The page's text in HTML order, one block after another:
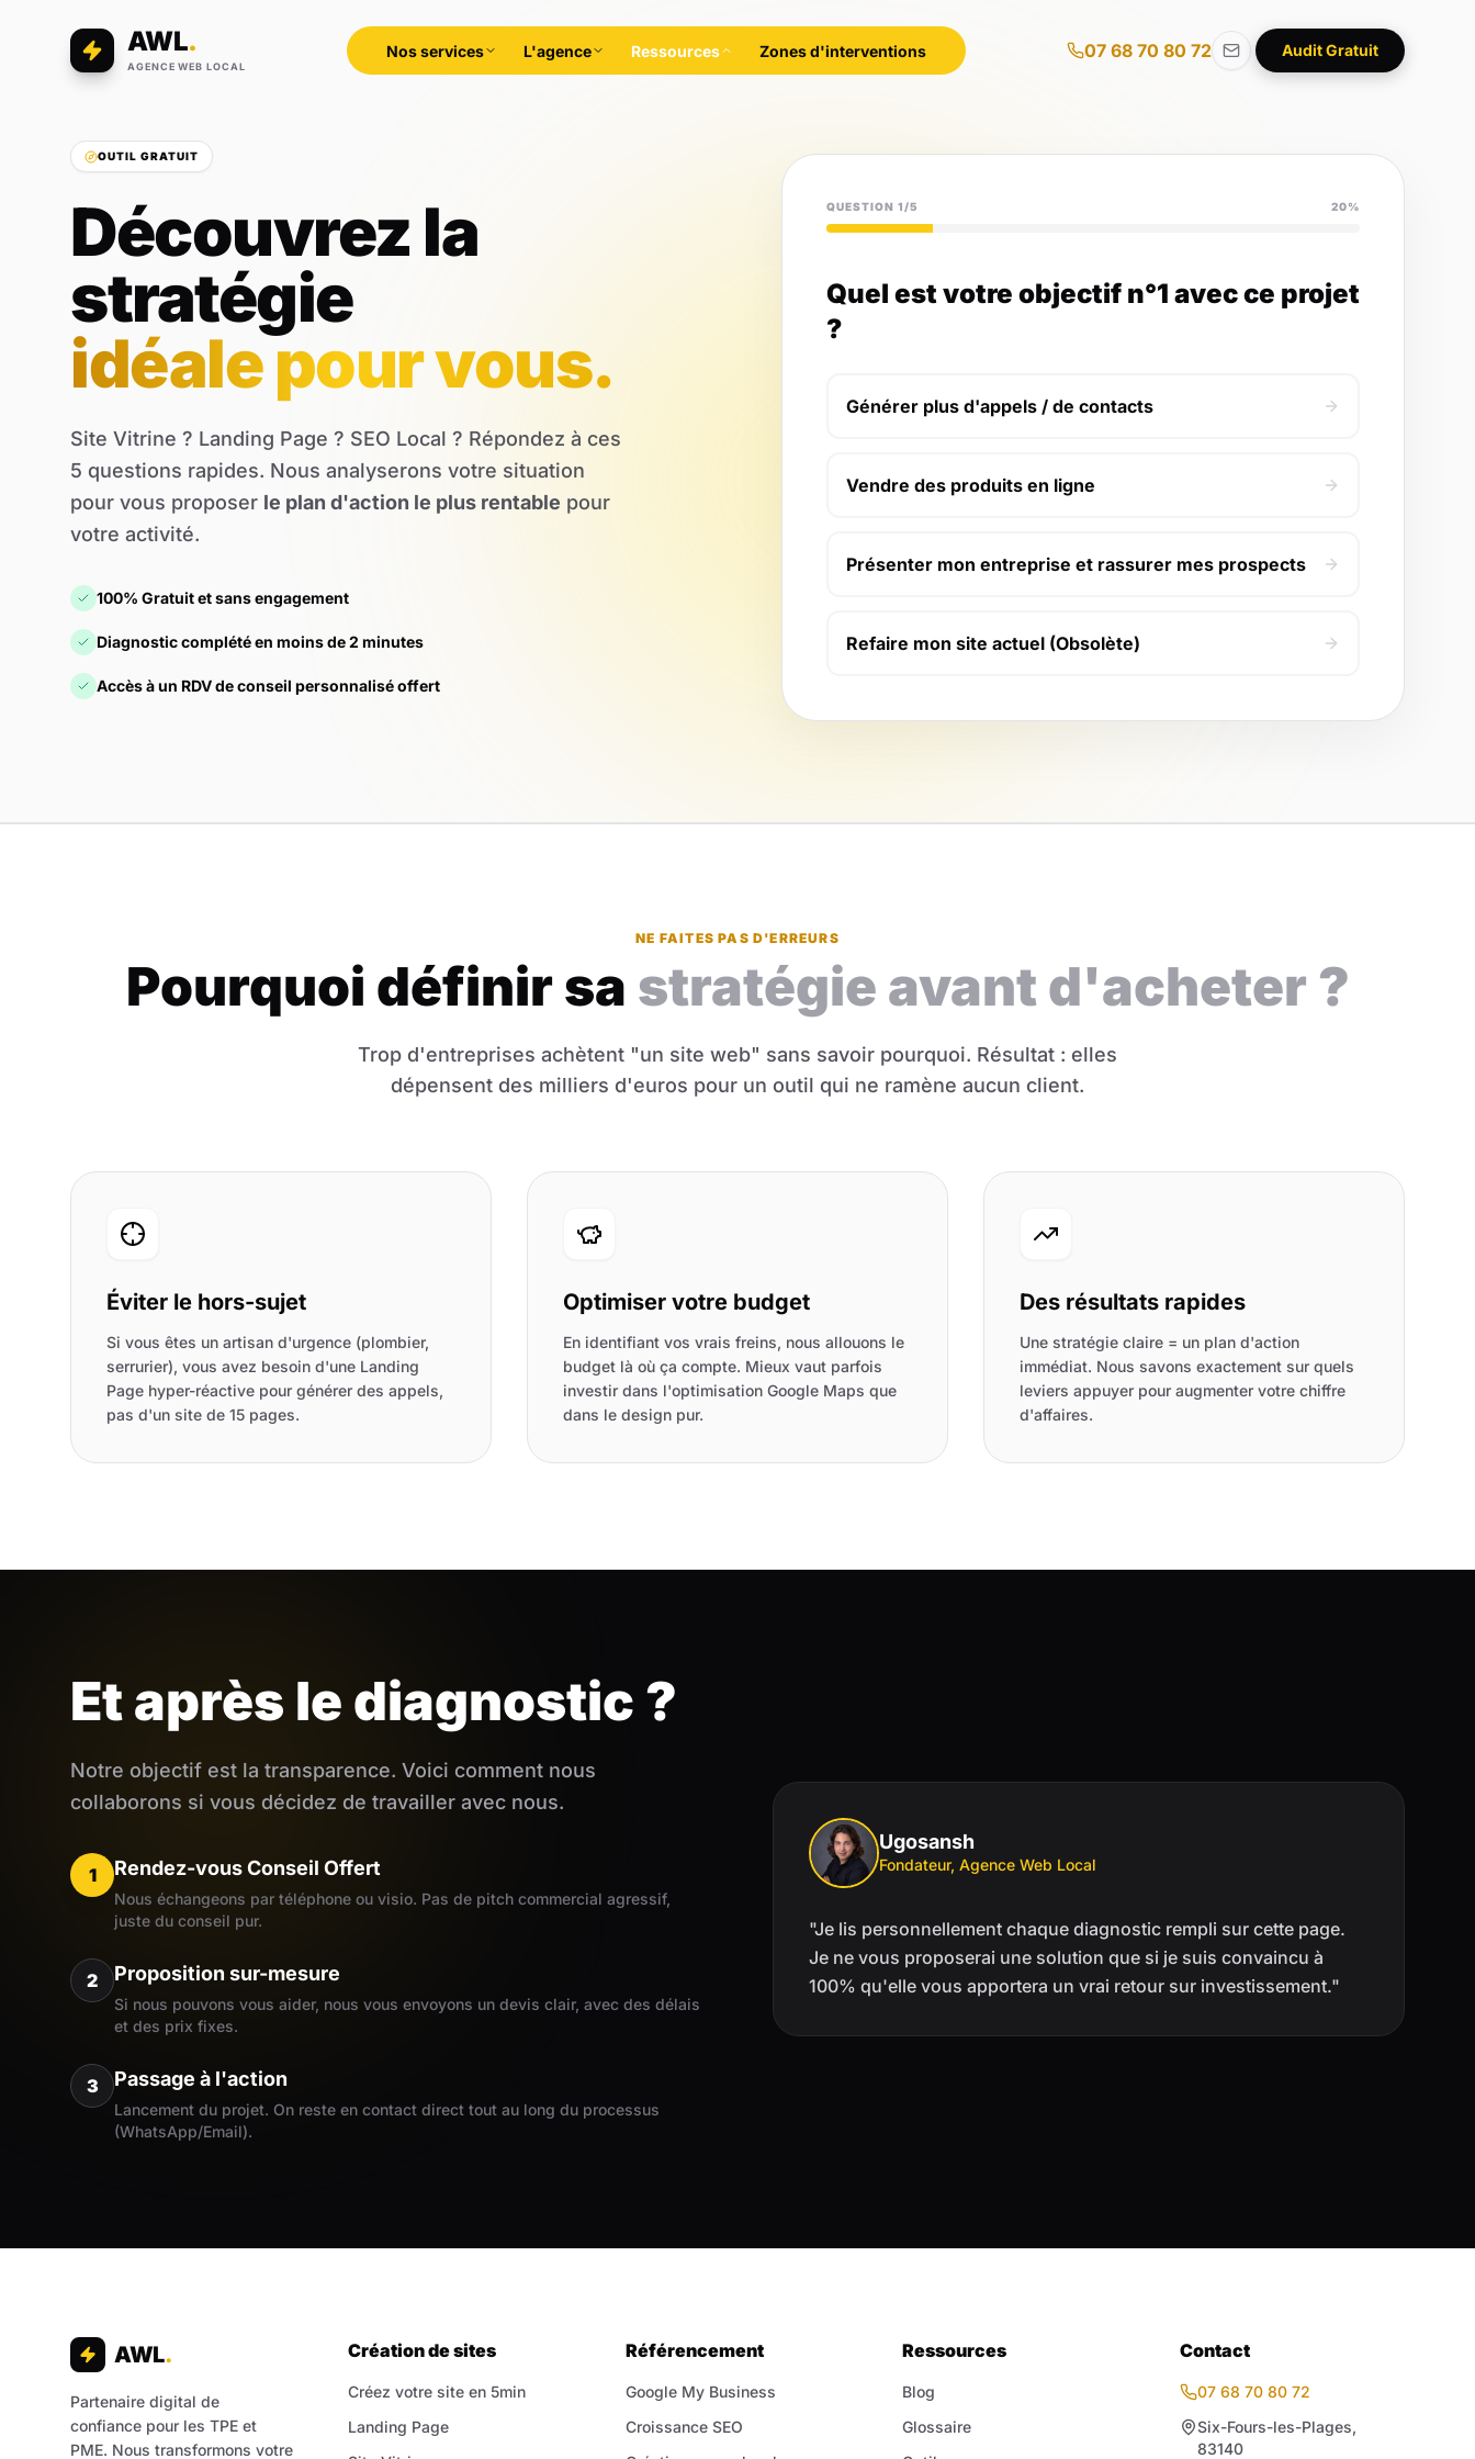
AWL.
AGENCE WEB LOCAL
Nos services L'agence Ressources Zones d'interventions 07 68 70 80 72 Audit Gratuit
OUTIL GRATUIT
Découvrez la
stratégie
idéale pour vous.
Site Vitrine ? Landing Page ? SEO Local ? Répondez à ces
5 questions rapides. Nous analyserons votre situation
pour vous proposer le plan d'action le plus rentable pour
votre activité.
100% Gratuit et sans engagement
Diagnostic complété en moins de 2 minutes
Accès à un RDV de conseil personnalisé offert
QUESTION 1/5 20%
Quel est votre objectif n°1 avec ce projet
?
Générer plus d'appels / de contacts
Vendre des produits en ligne
Présenter mon entreprise et rassurer mes prospects
Refaire mon site actuel (Obsolète)
NE FAITES PAS D'ERREURS
Pourquoi définir sa stratégie avant d'acheter ?
Trop d'entreprises achètent "un site web" sans savoir pourquoi. Résultat : elles
dépensent des milliers d'euros pour un outil qui ne ramène aucun client.
Éviter le hors-sujet
Si vous êtes un artisan d'urgence (plombier,
serrurier), vous avez besoin d'une Landing
Page hyper-réactive pour générer des appels,
pas d'un site de 15 pages.
Optimiser votre budget
En identifiant vos vrais freins, nous allouons le
budget là où ça compte. Mieux vaut parfois
investir dans l'optimisation Google Maps que
dans le design pur.
Des résultats rapides
Une stratégie claire = un plan d'action
immédiat. Nous savons exactement sur quels
leviers appuyer pour augmenter votre chiffre
d'affaires.
Et après le diagnostic ?
Notre objectif est la transparence. Voici comment nous
collaborons si vous décidez de travailler avec nous.
1 Rendez-vous Conseil Offert
Nous échangeons par téléphone ou visio. Pas de pitch commercial agressif,
juste du conseil pur.
2 Proposition sur-mesure
Si nous pouvons vous aider, nous vous envoyons un devis clair, avec des délais
et des prix fixes.
3 Passage à l'action
Lancement du projet. On reste en contact direct tout au long du processus
(WhatsApp/Email).
Ugosansh
Fondateur, Agence Web Local
"Je lis personnellement chaque diagnostic rempli sur cette page.
Je ne vous proposerai une solution que si je suis convaincu à
100% qu'elle vous apportera un vrai retour sur investissement."
AWL.
Partenaire digital de
confiance pour les TPE et
PME. Nous transformons votre
Création de sites
Créez votre site en 5min
Landing Page
Référencement
Google My Business
Croissance SEO
Ressources
Blog
Glossaire
Contact
07 68 70 80 72
Six-Fours-les-Plages,
83140